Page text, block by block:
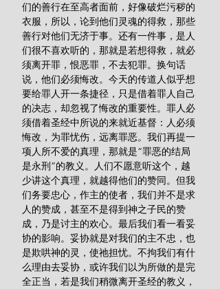
们的善行在至高者面前，好像破烂污秽的
衣服，所以，论到他们灵魂的得救，那些
善行对他们无济于事。还有一件事，是人
们很不喜欢听的，那就是若想得救，就必
须离开罪，恨恶罪，不去犯罪。换句话
说，他们必须悔改。今天的传道人似乎想
要给罪人开一条捷径，只是借着罪人自己
的决志，却忽视了悔改的重要性。罪人必
须借着圣经中所说的来就近基督：人必须
悔改，为罪忧伤，远离罪恶。我们再提一
项人所不爱的真理，那就是“罪恶的结局
是永刑”的教义。人们不愿意听这个，越
少讲这个真理，就越得他们的赞同。但我
们务要忠心，作主的使者，我们并不是求
人的赞成，甚至不是得到神之子民的赞
成，乃是讨主的欢心。最后我们看一看妥
协的影响。妥协就是对我们的主不忠，也
是欺哄神的灵，使祂担忧。不拘我们有什
么理由去妥协，或许我们以为所做的是完
全正当，若是我们稍微离开圣经的教义，